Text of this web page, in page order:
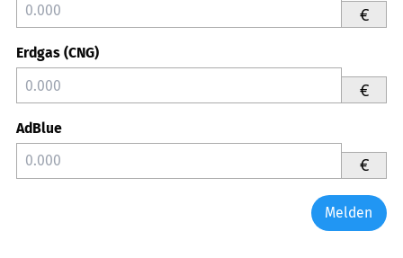
€
Erdgas (CNG)
€
AdBlue
€
Melden